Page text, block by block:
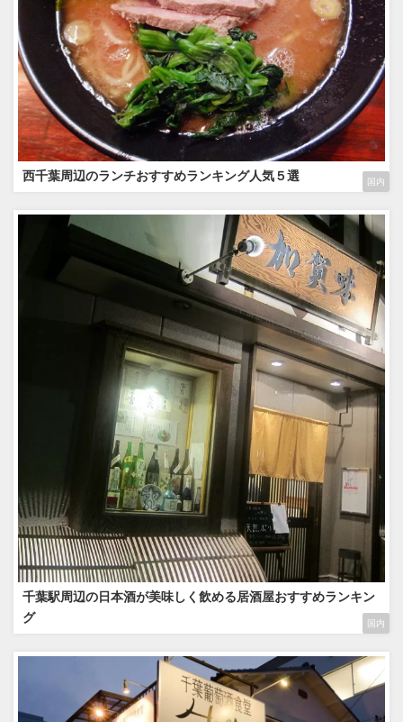
国内
西千葉周辺のランチおすすめランキング人気５選
国内
千葉駅周辺の日本酒が美味しく飲める居酒屋おすすめランキン
グ